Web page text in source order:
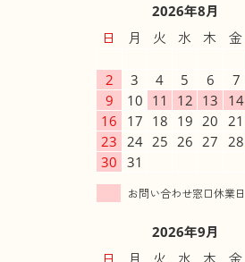
2026年8月
日
月 火 水 木 金
2
3 4 5 6 7
9
10 11 12 13 14
16
17 18 19 20 21
23
24 25 26 27 28
30 31
2026年9月
日
月 火 水 木 金